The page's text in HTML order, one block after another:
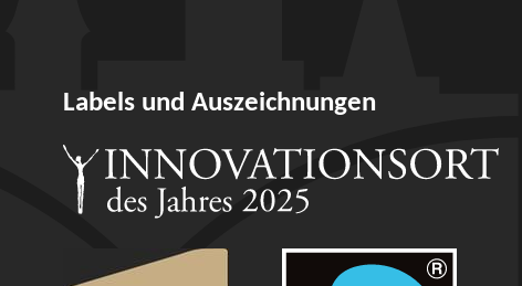
Labels und Auszeichnungen